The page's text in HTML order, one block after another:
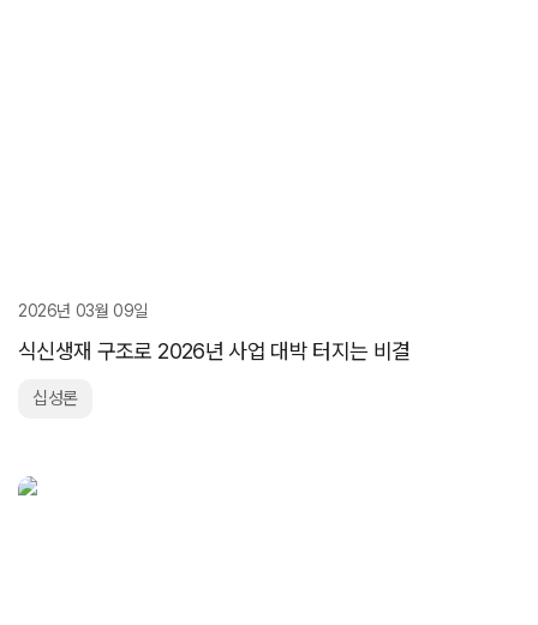
2026년 03월 09일
식신생재 구조로 2026년 사업 대박 터지는 비결
십성론